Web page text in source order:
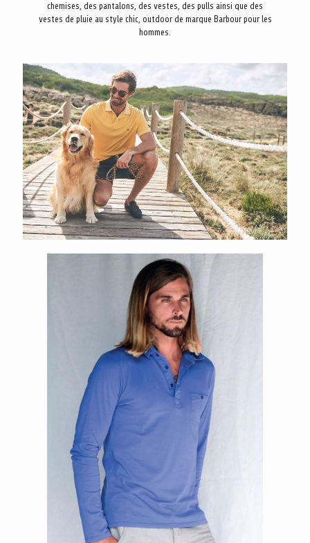
chemises, des pantalons, des vestes, des pulls ainsi que des
vestes de pluie au style chic, outdoor de marque Barbour pour les
hommes.